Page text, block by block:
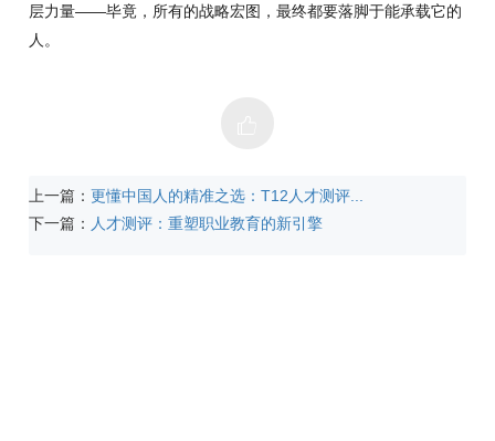
层力量——毕竟，所有的战略宏图，最终都要落脚于能承载它的
人。
上一篇：更懂中国人的精准之选：T12人才测评...
下一篇： 人才测评：重塑职业教育的新引擎